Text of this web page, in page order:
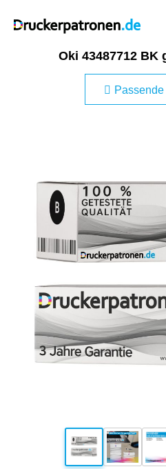
Oki 43487712 BK